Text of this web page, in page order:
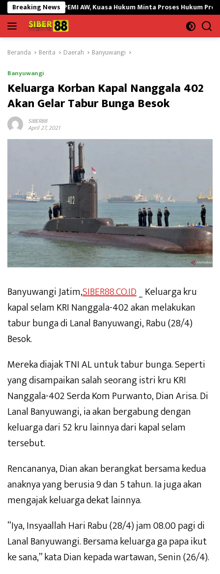
Langsung
ke
konten
Breaking News
AW, Kuasa Hukum Minta Proses Hukum Profesional
Beranda Berita Daerah Banyuwangi
Banyuwangi
Keluarga Korban Kapal Nanggala 402
Akan Gelar Tabur Bunga Besok
SIBER88
April 27, 2021
Banyuwangi Jatim,SIBER88.CO.ID _ Keluarga kru
kapal selam KRI Nanggala-402 akan melakukan
tabur bunga di Lanal Banyuwangi, Rabu (28/4)
Besok.
Mereka diajak TNI AL untuk tabur bunga. Seperti
yang disampaikan salah seorang istri kru KRI
Nanggala-402 Serda Kom Purwanto, Dian Arisa. Di
Lanal Banyuwangi, ia akan bergabung dengan
keluarga dari 52 kru lainnya dari kapal selam
tersebut.
Rencananya, Dian akan berangkat bersama kedua
anaknya yang berusia 9 dan 5 tahun. Ia juga akan
mengajak keluarga dekat lainnya.
“Iya, Insyaallah Hari Rabu (28/4) jam 08.00 pagi di
Lanal Banyuwangi. Bersama keluarga ga papa ikut
ke sana,” kata Dian kepada wartawan, Senin (26/4).